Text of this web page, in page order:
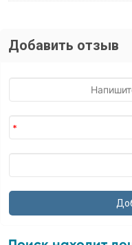
Добавить отзыв